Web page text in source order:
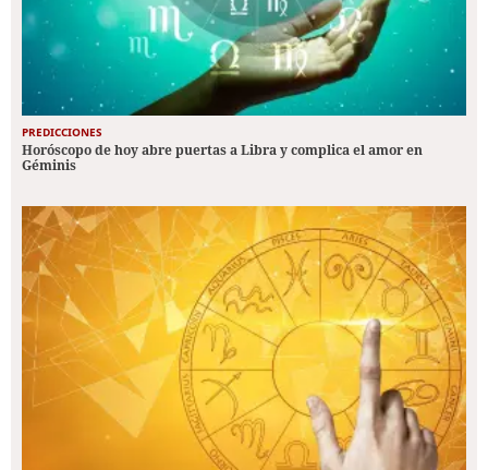
PREDICCIONES
Horóscopo de hoy abre puertas a Libra y complica el amor en
Géminis